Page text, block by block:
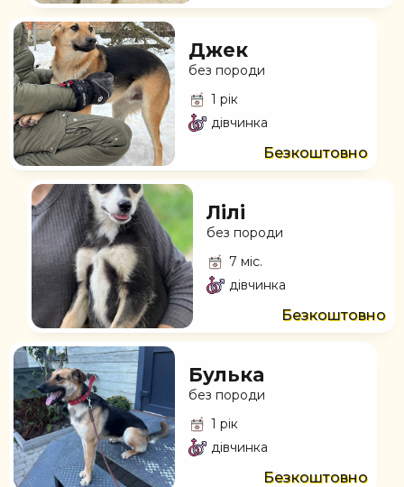
Джек
без породи
1 рік
дівчинка
Безкоштовно
Лілі
без породи
7 міс.
дівчинка
Безкоштовно
Булька
без породи
1 рік
дівчинка
Безкоштовно